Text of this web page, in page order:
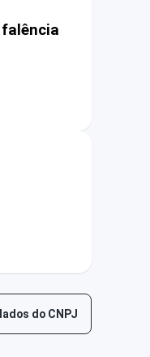
do CNPJ